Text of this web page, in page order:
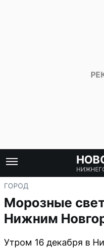
ГОРОД
Морозные
Нижним
Утром 16 декабря в